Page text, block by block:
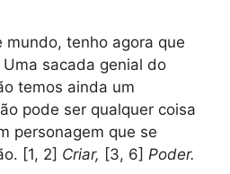
mundo, tenho agora que
sacada genial do
temos ainda um
pode ser qualquer coisa
personagem que se
[1, 2] Criar, [3, 6] Poder.